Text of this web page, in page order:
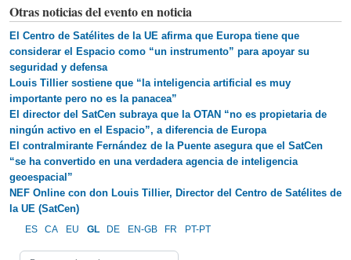
Otras noticias del evento en noticia
El Centro de Satélites de la UE afirma que Europa tiene que
considerar el Espacio como “un instrumento” para apoyar su
seguridad y defensa
Louis Tillier sostiene que “la inteligencia artificial es muy
importante pero no es la panacea”
El director del SatCen subraya que la OTAN “no es propietaria de
ningún activo en el Espacio”, a diferencia de Europa
El contralmirante Fernández de la Puente asegura que el SatCen
“se ha convertido en una verdadera agencia de inteligencia
geoespacial”
NEF Online con don Louis Tillier, Director del Centro de Satélites de
la UE (SatCen)
ES CA EU GL DE EN-GB FR PT-PT